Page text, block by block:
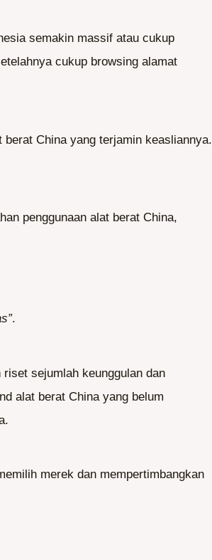
semakin massif atau cukup
cukup browsing alamat
China yang terjamin keasliannya.
penggunaan alat berat China,
.
sejumlah keunggulan dan
alat berat China yang belum
merek dan mempertimbangkan